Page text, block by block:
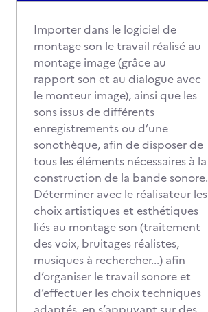
Importer dans le logiciel de
montage son le travail réalisé au
montage image (grâce au
rapport son et au dialogue avec
le monteur image), ainsi que les
sons issus de différents
enregistrements ou d’une
sonothèque, afin de disposer de
tous les éléments nécessaires à la
construction de la bande sonore.
Déterminer avec le réalisateur les
choix artistiques et esthétiques
liés au montage son (traitement
des voix, bruitages réalistes,
musiques à rechercher...) afin
d’organiser le travail sonore et
d’effectuer les choix techniques